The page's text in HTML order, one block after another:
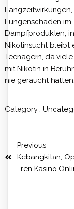
Lungenschäden im
Dampfprodukten,
Nikotinsucht bleibt
Teenagern, da
mit Nikotin in
nie geraucht hätten.
Category :
Previous
Kebangkitan,
Tren Kasino